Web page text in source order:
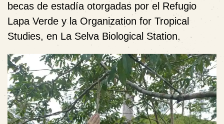
becas de estadía otorgadas por el Refugio
Lapa Verde y la Organization for Tropical
Studies, en La Selva Biological Station.